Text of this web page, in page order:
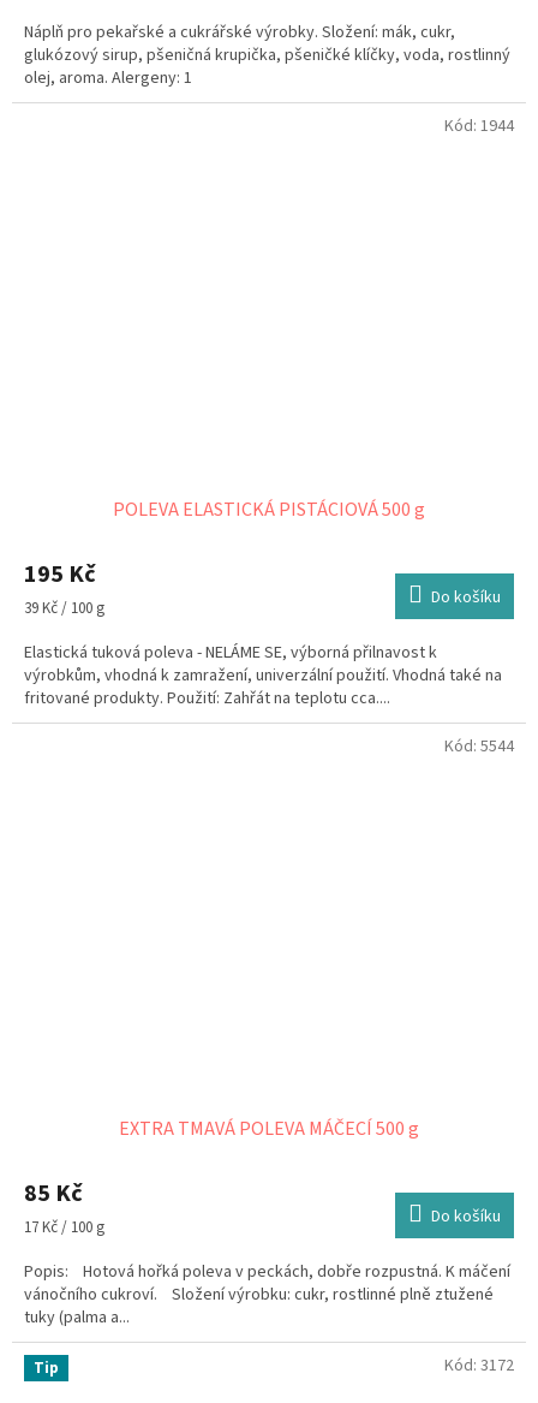
Náplň pro pekařské a cukrářské výrobky. Složení: mák, cukr,
glukózový sirup, pšeničná krupička, pšeničké klíčky, voda, rostlinný
olej, aroma. Alergeny: 1
POLEVA ELASTICKÁ PISTÁCIOVÁ 500 g
195 Kč
Měrná
39 Kč / 100 g Do košíku
Elastická tuková poleva - NELÁME SE, výborná přilnavost k
výrobkům, vhodná k zamražení, univerzální použití. Vhodná také na
fritované produkty. Použití: Zahřát na teplotu cca....
Kód: 1944
EXTRA TMAVÁ POLEVA MÁČECÍ 500 g
85 Kč
Měrná
17 Kč / 100 g Do košíku
Popis: Hotová hořká poleva v peckách, dobře rozpustná. K máčení
vánočního cukroví. Složení výrobku: cukr, rostlinné plně ztužené
tuky (palma a...
Kód: 5544
Tip Kód: 3172